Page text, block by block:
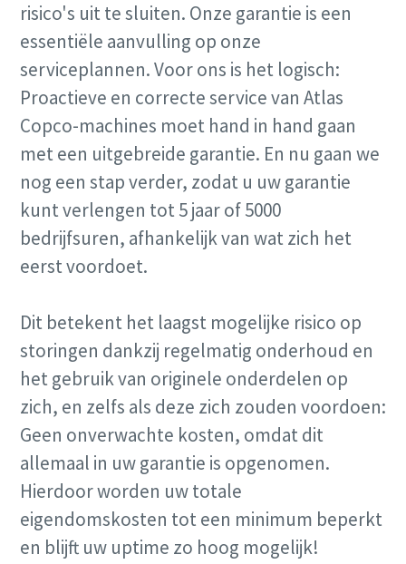
Geniet van extra kracht
Koop een mobiele compressor en ontvang één of twee
gratis tools
Ontdek meer
risico's uit te sluiten. Onze garantie is een
essentiële aanvulling op onze
serviceplannen. Voor ons is het logisch:
Proactieve en correcte service van Atlas
Copco-machines moet hand in hand gaan
met een uitgebreide garantie. En nu gaan we
nog een stap verder, zodat u uw garantie
kunt verlengen tot 5 jaar of 5000
bedrijfsuren, afhankelijk van wat zich het
eerst voordoet.
Dit betekent het laagst mogelijke risico op
storingen dankzij regelmatig onderhoud en
het gebruik van originele onderdelen op
zich, en zelfs als deze zich zouden voordoen:
Geen onverwachte kosten, omdat dit
allemaal in uw garantie is opgenomen.
Hierdoor worden uw totale
eigendomskosten tot een minimum beperkt
en blijft uw uptime zo hoog mogelijk!